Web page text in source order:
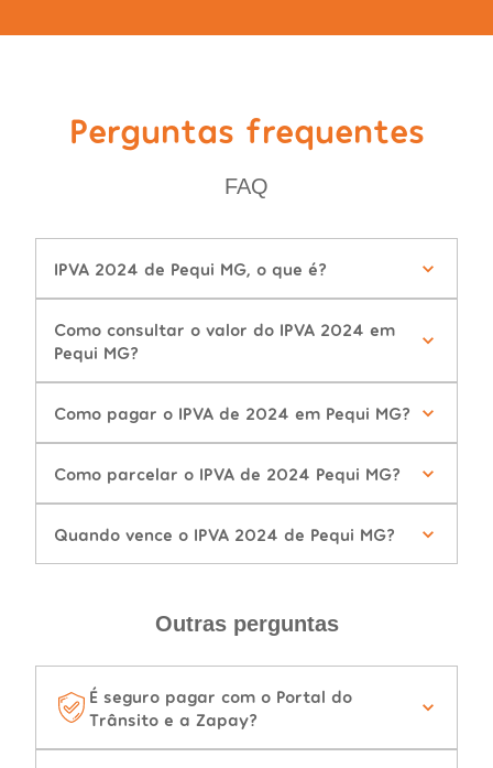
Perguntas frequentes
FAQ
IPVA 2024 de Pequi MG, o que é?
Como consultar o valor do IPVA 2024 em
Pequi MG?
Como pagar o IPVA de 2024 em Pequi MG?
Como parcelar o IPVA de 2024 Pequi MG?
Quando vence o IPVA 2024 de Pequi MG?
Outras perguntas
É seguro pagar com o Portal do
Trânsito e a Zapay?